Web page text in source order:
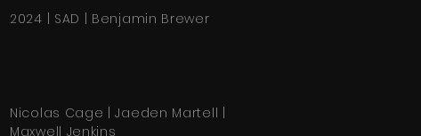
2024 | SAD | Benjamin Brewer
Nicolas Cage | Jaeden Martell |
Maxwell Jenkins